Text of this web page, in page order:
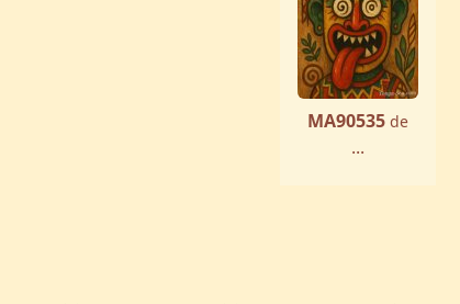
MA90535 de
...